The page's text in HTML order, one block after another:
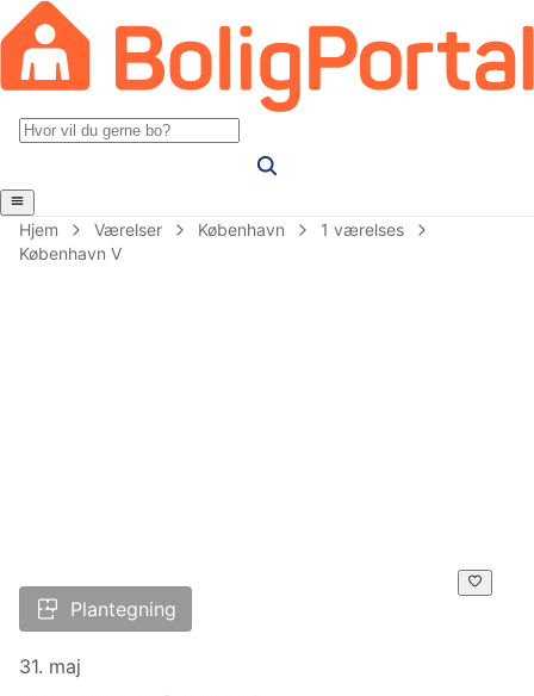
Hjem Værelser København
1 værelses
København V
Plantegning
31. maj